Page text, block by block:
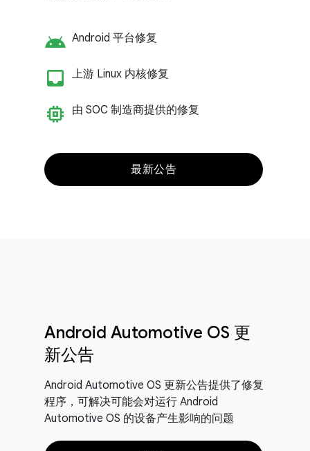
android Android 平台修复
inbox_customize
上游 Linux 内核修复
memory 由 SOC 制造商提供的修复
最新公告
Android Automotive OS 更
新公告
Android Automotive OS 更新公告提供了修复
程序，可解决可能会对运行 Android
Automotive OS 的设备产生影响的问题